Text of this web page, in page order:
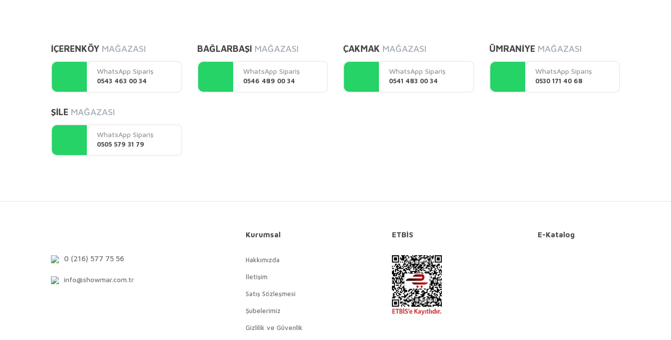
Yorum Yaz
Ürün resmi kalitesiz, bozuk veya görüntülenemiyor.
Ürün açıklamasında eksik bilgiler bulunuyor.
Ürün bilgilerinde hatalar bulunuyor.
Ürün fiyatı diğer sitelerden daha pahalı.
Bu ürüne benzer farklı alternatifler olmalı.
İÇERENKÖY MAĞAZASI
WhatsApp Sipariş
0543 463 00 34
BAĞLARBAŞI MAĞAZASI
WhatsApp Sipariş
0546 489 00 34
ÇAKMAK MAĞAZASI
WhatsApp Sipariş
0541 483 00 34
ÜMRANİYE MAĞAZASI
WhatsApp Sipariş
0530 171 40 68
ŞİLE MAĞAZASI
WhatsApp Sipariş
0505 579 31 79
0 (216) 577 75 56
info@showmar.com.tr
Kurumsal
Hakkımızda
İletişim
Satış Sözleşmesi
Şubelerimiz
Gizlilik ve Güvenlik
ETBİS E-Katalog